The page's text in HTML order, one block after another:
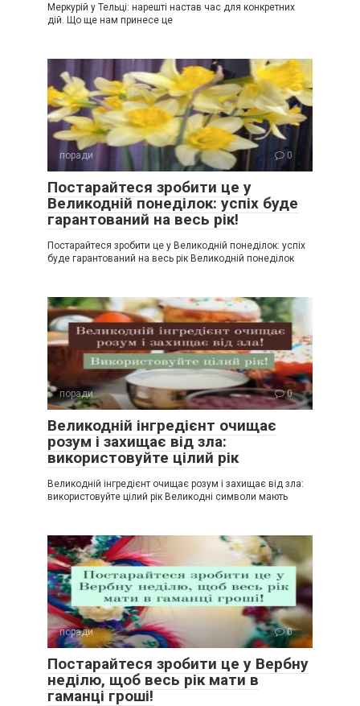
Меркурій у Тельці: нарешті настав час для конкретних
дій. Що ще нам принесе це
поради 0
Постарайтеся зробити це у
Великодній понеділок: успіх буде
гарантований на весь рік!
Постарайтеся зробити це у Великодній понеділок: успіх
буде гарантований на весь рік Великодній понеділок
поради 0
Великодній інгредієнт очищає
розум і захищає від зла:
використовуйте цілий рік
Великодній інгредієнт очищає розум і захищає від зла:
використовуйте цілий рік Великодні символи мають
поради 0
Постарайтеся зробити це у Вербну
неділю, щоб весь рік мати в
гаманці гроші!